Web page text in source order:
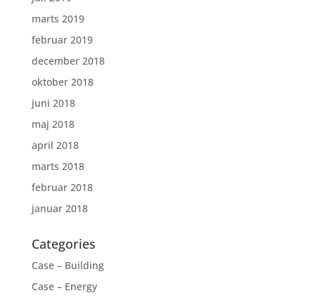
marts 2019
februar 2019
december 2018
oktober 2018
juni 2018
maj 2018
april 2018
marts 2018
februar 2018
januar 2018
Categories
Case – Building
Case – Energy